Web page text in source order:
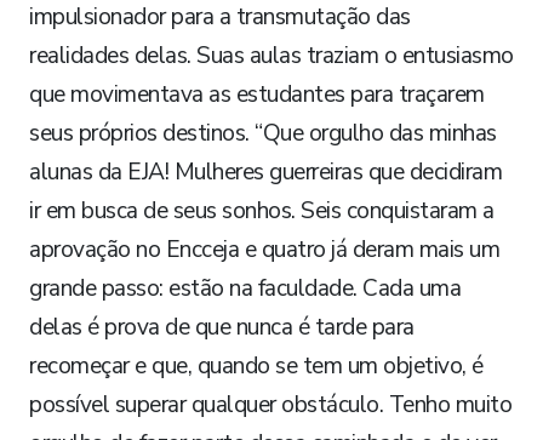
impulsionador para a transmutação das
realidades delas. Suas aulas traziam o entusiasmo
que movimentava as estudantes para traçarem
seus próprios destinos. “Que orgulho das minhas
alunas da EJA! Mulheres guerreiras que decidiram
ir em busca de seus sonhos. Seis conquistaram a
aprovação no Encceja e quatro já deram mais um
grande passo: estão na faculdade. Cada uma
delas é prova de que nunca é tarde para
recomeçar e que, quando se tem um objetivo, é
possível superar qualquer obstáculo. Tenho muito